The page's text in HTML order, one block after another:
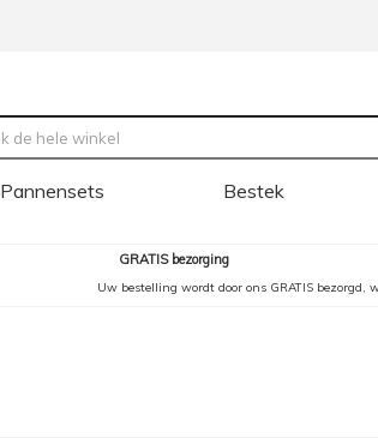
Pannensets Bestek
GRATIS bezorging
Uw bestelling wordt door ons GRATIS bezorgd,